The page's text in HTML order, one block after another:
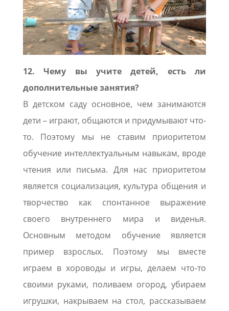
12. Чему вы учите детей, есть ли
дополнительные занятия?
В детском саду основное, чем занимаются
дети – играют, общаются и придумывают что-
то. Поэтому мы не ставим приоритетом
обучение интеллектуальным навыкам, вроде
чтения или письма. Для нас приоритетом
является социализация, культура общения и
творчество как спонтанное выражение
своего внутреннего мира и виденья.
Основным методом обучение является
пример взрослых. Поэтому мы вместе
играем в хороводы и игры, делаем что-то
своими руками, поливаем огород, убираем
игрушки, накрываем на стол, рассказываем